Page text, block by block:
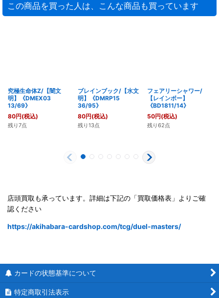
この商品を買った人は、こんな商品も買っています
究極生命体Z/【闇文
明】《DMEX03
13/69》
80円(税込)
残り7点
ブレインブック/【水文
明】《DMRP15
36/95》
80円(税込)
残り13点
フェアリーシャワー/
【レインボー】
《BD1811/14》
50円(税込)
残り62点
店頭買取も承っています。詳細は下記の「買取価格表」よりご確
認ください
https://akihabara-cardshop.com/tcg/duel-masters/
カードの状態基準について
特定商取引法表示